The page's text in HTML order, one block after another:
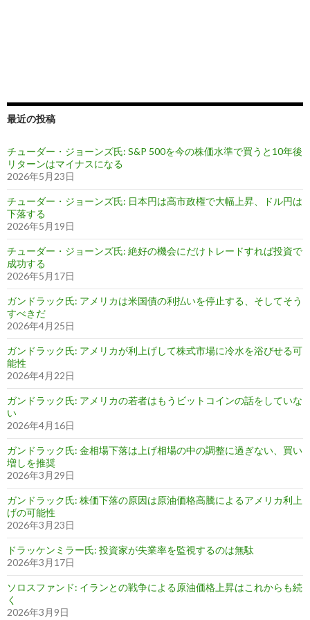
最近の投稿
チューダー・ジョーンズ氏: S&P 500を今の株価水準で買うと10年後
リターンはマイナスになる
2026年5月23日
チューダー・ジョーンズ氏: 日本円は高市政権で大幅上昇、ドル円は
下落する
2026年5月19日
チューダー・ジョーンズ氏: 絶好の機会にだけトレードすれば投資で
成功する
2026年5月17日
ガンドラック氏: アメリカは米国債の利払いを停止する、そしてそう
すべきだ
2026年4月25日
ガンドラック氏: アメリカが利上げして株式市場に冷水を浴びせる可
能性
2026年4月22日
ガンドラック氏: アメリカの若者はもうビットコインの話をしていな
い
2026年4月16日
ガンドラック氏: 金相場下落は上げ相場の中の調整に過ぎない、買い
増しを推奨
2026年3月29日
ガンドラック氏: 株価下落の原因は原油価格高騰によるアメリカ利上
げの可能性
2026年3月23日
ドラッケンミラー氏: 投資家が失業率を監視するのは無駄
2026年3月17日
ソロスファンド: イランとの戦争による原油価格上昇はこれからも続
く
2026年3月9日